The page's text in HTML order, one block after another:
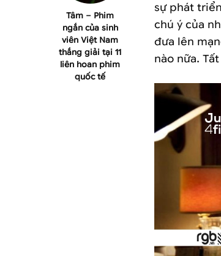
Tâm – Phim
ngắn của sinh
viên Việt Nam
thắng giải tại 11
liên hoan phim
quốc tế
sự phát
chú ý của
đưa lên
nào nữa.